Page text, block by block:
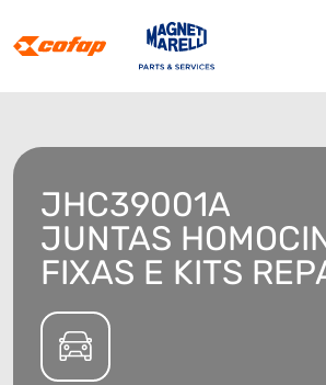
JHC39001A
JUNTAS
FIXAS E KITS